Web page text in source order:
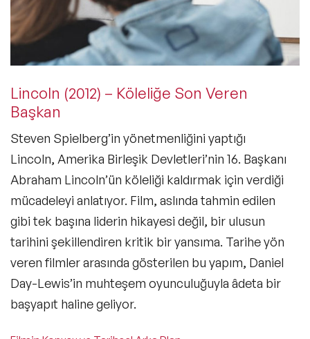
Lincoln (2012) – Köleliğe Son Veren
Başkan
Steven Spielberg’in yönetmenliğini yaptığı
Lincoln, Amerika Birleşik Devletleri’nin 16. Başkanı
Abraham Lincoln’ün köleliği kaldırmak için verdiği
mücadeleyi anlatıyor. Film, aslında tahmin edilen
gibi tek başına liderin hikayesi değil, bir ulusun
tarihini şekillendiren kritik bir yansıma. Tarihe yön
veren filmlerarasında gösterilen bu yapım, Daniel
Day-Lewis’in muhteşem oyunculuğuyla âdeta bir
başyapıt haline geliyor.